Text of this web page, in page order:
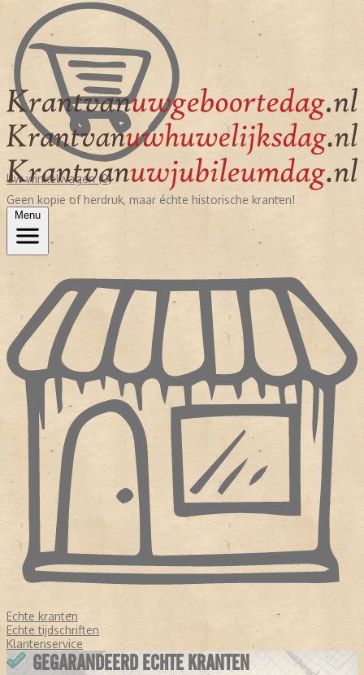
Uw winkelwagen (0)
Geen kopie of herdruk, maar échte historische kranten!
Menu
Echte kranten
Echte tijdschriften
Klantenservice
GEGARANDEERD ECHTE KRANTEN